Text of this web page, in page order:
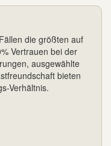
die größten auf
Vertrauen bei der
ausgewählte
bieten
Verhältnis.